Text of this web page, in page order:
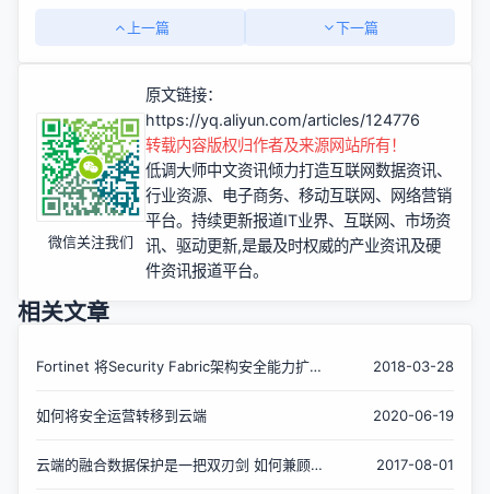
上一篇 下一篇
微信关注我们
原文链接：
https://yq.aliyun.com/articles/124776
转载内容版权归作者及来源网站所有！
低调大师中文资讯倾力打造互联网数据资讯、
行业资源、电子商务、移动互联网、网络营销
平台。持续更新报道IT业界、互联网、市场资
讯、驱动更新,是最及时权威的产业资讯及硬
件资讯报道平台。
相关文章
Fortinet 将Security Fabric架构安全能力扩展
2018-03-28
如何将安全运营转移到云端 2020-06-19
云端的融合数据保护是一把双刃剑 如何兼顾得
2017-08-01